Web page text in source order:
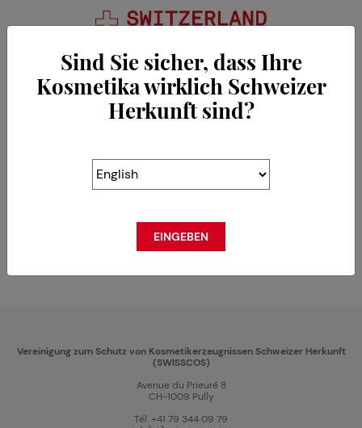
Vereinigung zum Schutz von Kosmetikerzeugnissen Schweizer Herkunft
(SWISSCOS)
Avenue du Prieuré 8
CH-1009 Pully
Tél. +41 79 344 09 79
Sind Sie sicher, dass Ihre
Kosmetika wirklich Schweizer
Herkunft sind?
EINGEBEN